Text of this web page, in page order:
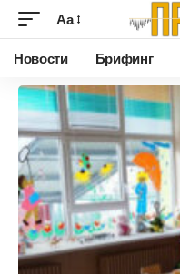
Аа
Новости Брифинг